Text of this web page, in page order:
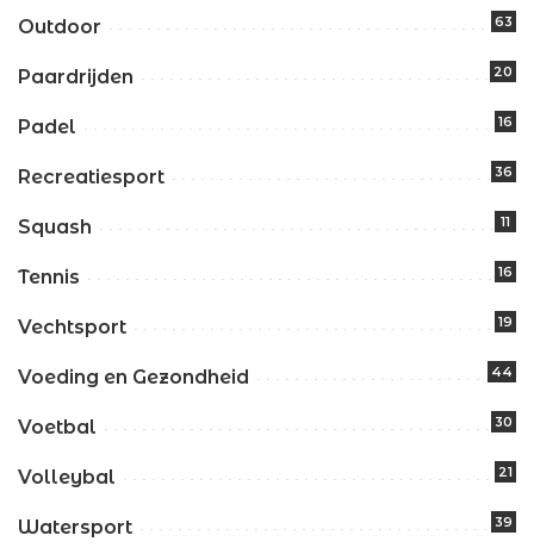
Outdoor 63
Paardrijden 20
Padel 16
Recreatiesport 36
Squash 11
Tennis 16
Vechtsport 19
Voeding en Gezondheid 44
Voetbal 30
Volleybal 21
Watersport 39